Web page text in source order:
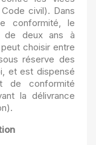
civil). Dans
conformité, le
de deux ans à
choisir entre
réserve des
et est dispensé
de conformité
la délivrance